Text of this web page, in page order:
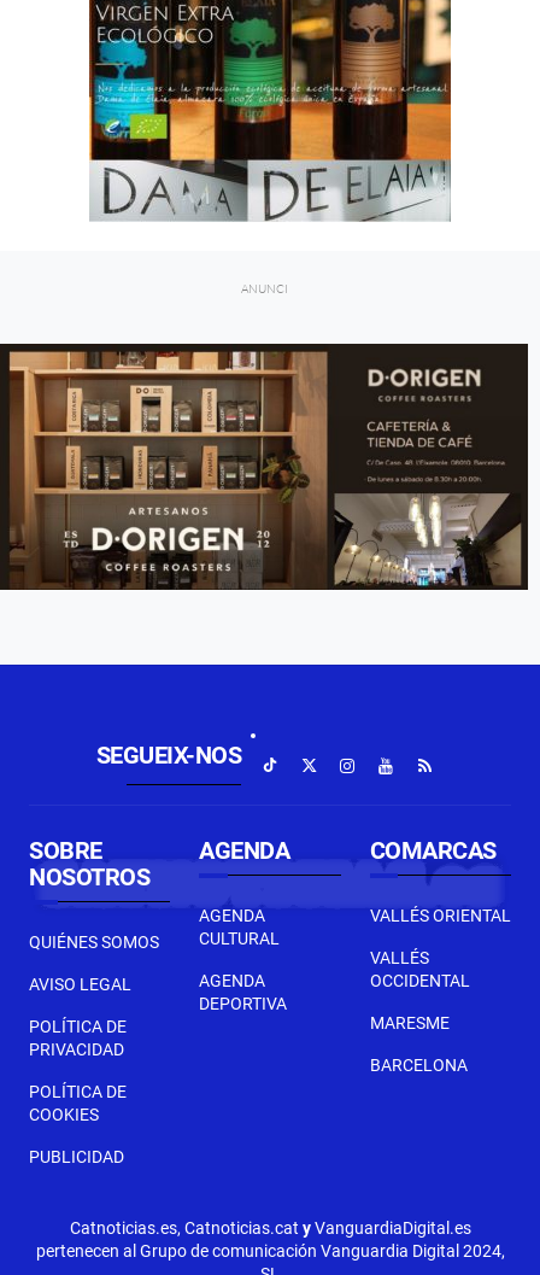
SEGUEIX-NOS
SOBRE
NOSOTROS
QUIÉNES SOMOS
AVISO LEGAL
POLÍTICA DE
PRIVACIDAD
POLÍTICA DE
COOKIES
PUBLICIDAD
AGENDA
AGENDA
CULTURAL
AGENDA
DEPORTIVA
COMARCAS
VALLÉS ORIENTAL
VALLÉS
OCCIDENTAL
MARESME
BARCELONA
Catnoticias.es, Catnoticias.cat yVanguardiaDigital.es
pertenecen al Grupo de comunicación Vanguardia Digital 2024,